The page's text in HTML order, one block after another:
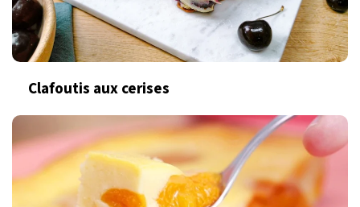
Clafoutis aux cerises